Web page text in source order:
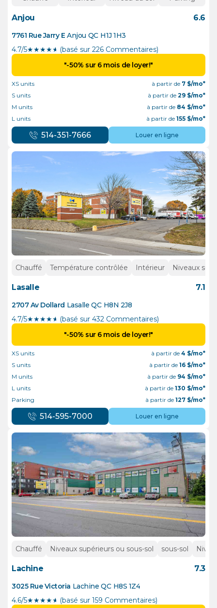
Anjou 6.6
7761 Rue Jarry E Anjou QC H1J 1H3
4.7/5★★★★½ (basé sur 226 Commentaires)
"-50% sur 6 mois de loyer!"
XS units à partir de 7 $/mo*
S units
à partir de 29 $/mo*
M units
à partir de 84 $/mo*
L units
à partir de 155 $/mo*
514-351-7666 Louer en ligne
Chauffé Température contrôlée Intérieur Niveaux
Lasalle 7.1
2707 Av Dollard Lasalle QC H8N 2J8
4.7/5★★★★½ (basé sur 432 Commentaires)
"-50% sur 6 mois de loyer!"
XS units à partir de 4 $/mo*
S units
à partir de 16 $/mo*
M units
à partir de 94 $/mo*
L units
à partir de 130 $/mo*
Parking
à partir de 127 $/mo*
514-595-7000 Louer en ligne
Chauffé Niveaux supérieurs ou sous-sol sous-sol
Lachine 7.3
3025 Rue Victoria Lachine QC H8S 1Z4
4.6/5★★★★½ (basé sur 159 Commentaires)